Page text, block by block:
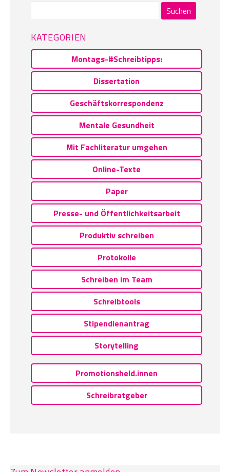
KATEGORIEN
Montags-#Schreibtipps:
Dissertation
Geschäftskorrespondenz
Mentale Gesundheit
Mit Fachliteratur umgehen
Online-Texte
Paper
Presse- und Öffentlichkeitsarbeit
Produktiv schreiben
Protokolle
Schreiben im Team
Schreibtools
Stipendienantrag
Storytelling
Promotionsheld.innen
Schreibratgeber